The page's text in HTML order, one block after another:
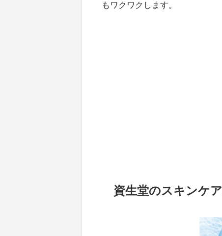
もワクワクします。
資生堂のスキンケ